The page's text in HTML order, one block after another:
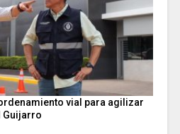
vial para agilizar
Guijarro